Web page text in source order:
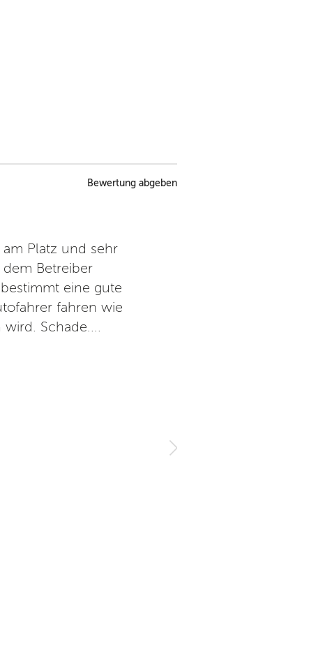
Bewertung abgeben
Platz und sehr
Betreiber
eine gute
fahren wie
Schade....